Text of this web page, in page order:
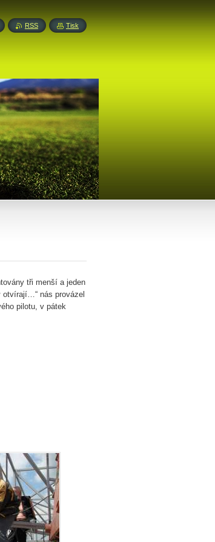
tři menší a jeden
otvírají…“ nás provázel
pilotu, v pátek
RSS Tisk